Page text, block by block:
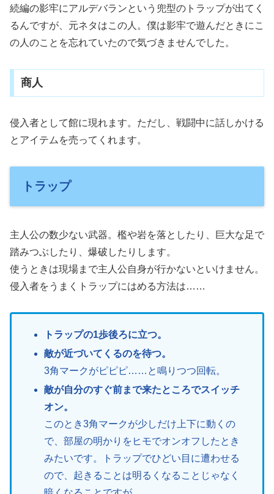
続編の影牢にアルデバランという兜型のトラップが出てく
るんですが、元ネタはこの人。僕は影牢で遊んだときにこ
の人のことを忘れていたので気づきませんでした。
商人
侵入者として館に現れます。ただし、戦闘中に話しかける
とアイテムを売ってくれます。
トラップ
主人公の数少ない武器。檻や岩を落としたり、巨大な足で
踏みつぶしたり、爆破したりします。
使うときは現場まで主人公自身が行かないといけません。
侵入者をうまくトラップにはめる方法は……
トラップの1歩後ろに立つ。
敵が近づいてくるのを待つ。
3角マークがピピピ……と鳴りつつ回転。
敵が自分のすぐ前まで来たところでスイッチ
オン。
このとき3角マークが少しだけ上下に動くの
で、部屋の明かりをヒモでオンオフしたとき
みたいです。トラップでひどい目に遭わせる
ので、起きることは明るくなることじゃなく